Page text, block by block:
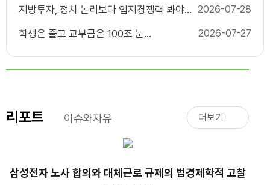
지방투자, 정치 논리보다 입지경쟁력 봐야
2026-07-28
학생은 줄고 교부금은 100조 눈
2026-07-27
리포트 이슈와자유 더보기
삼성전자 노사 합의와 대체근로 규제의 법경제학적 고찰